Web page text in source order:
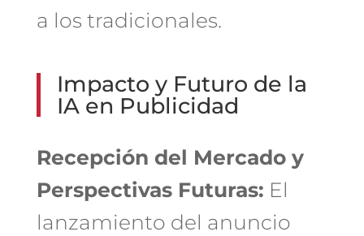
a los tradicionales.
Impacto y Futuro de la
IA en Publicidad
Recepción del Mercado y
Perspectivas Futuras: El
lanzamiento del anuncio